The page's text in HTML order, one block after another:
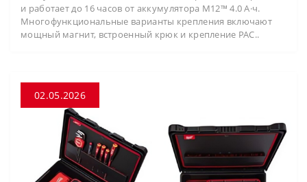
и работает до 16 часов от аккумулятора M12™ 4.0 А·ч.
Многофункциональные варианты крепления включают
мощный магнит, встроенный крюк и крепление PAC..
02.05.2026